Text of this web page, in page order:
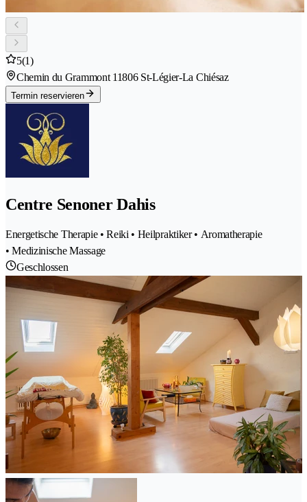
5(1)
Chemin du Grammont 11806 St-Légier-La Chiésaz
Termin reservieren
Centre Senoner Dahis
Energetische Therapie • Reiki • Heilpraktiker • Aromatherapie
• Medizinische Massage
Geschlossen